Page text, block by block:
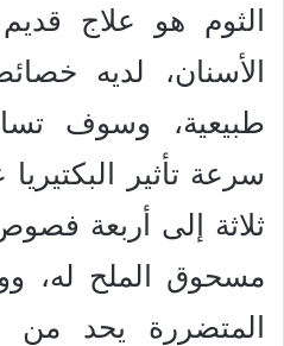
الثوم هو علاج
الأسنان، لديه
طبيعية، وسوف
سرعة تأثير
ثلاثة إلى أربعة
مسحوق الملح له،
المتضررة يحد من